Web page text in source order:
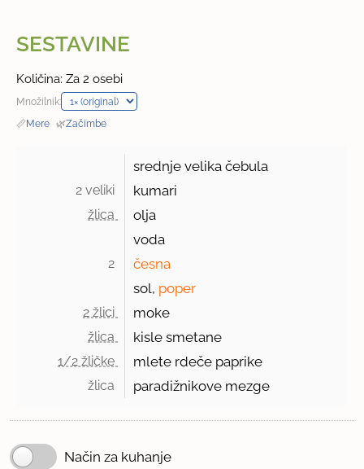
SESTAVINE
Količina: Za 2 osebi
Množilnik:
📏Mere · 🌿Začimbe
srednje velika čebula
2 veliki kumari
žlica
olja
voda
2
česna
sol, poper
2 žlici moke
žlica kisle smetane
1/2 žličke mlete rdeče paprike
žlica paradižnikove mezge
Način za kuhanje